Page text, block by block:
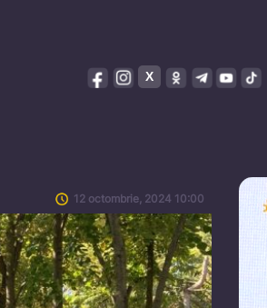
12 octombrie, 2024 10:00